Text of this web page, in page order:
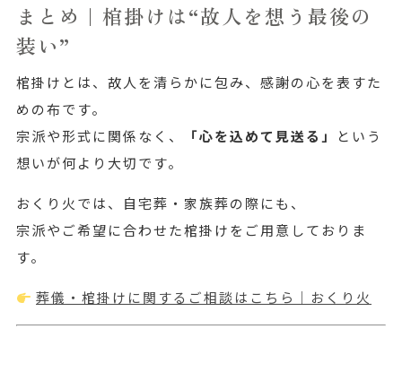
まとめ｜棺掛けは“故人を想う最後の
装い”
棺掛けとは、故人を清らかに包み、感謝の心を表すた
めの布です。
宗派や形式に関係なく、
「心を込めて見送る」
という
想いが何より大切です。
おくり火では、自宅葬・家族葬の際にも、
宗派やご希望に合わせた棺掛けをご用意しておりま
す。
葬儀・棺掛けに関するご相談はこちら｜おくり火